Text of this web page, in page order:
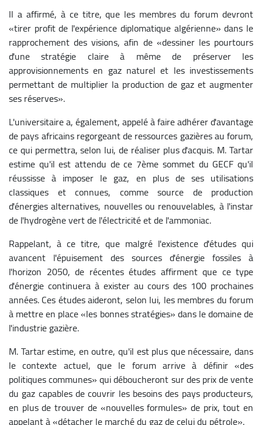
Il a affirmé, à ce titre, que les membres du forum devront
«tirer profit de l'expérience diplomatique algérienne» dans le
rapprochement des visions, afin de «dessiner les pourtours
d'une stratégie claire à même de préserver les
approvisionnements en gaz naturel et les investissements
permettant de multiplier la production de gaz et augmenter
ses réserves».
L'universitaire a, également, appelé à faire adhérer d'avantage
de pays africains regorgeant de ressources gazières au forum,
ce qui permettra, selon lui, de réaliser plus d'acquis. M. Tartar
estime qu'il est attendu de ce 7ème sommet du GECF qu'il
réussisse à imposer le gaz, en plus de ses utilisations
classiques et connues, comme source de production
d'énergies alternatives, nouvelles ou renouvelables, à l'instar
de l'hydrogène vert de l'électricité et de l'ammoniac.
Rappelant, à ce titre, que malgré l'existence d'études qui
avancent l'épuisement des sources d'énergie fossiles à
l'horizon 2050, de récentes études affirment que ce type
d'énergie continuera à exister au cours des 100 prochaines
années.Ces études aideront, selon lui, les membres du forum
à mettre en place «les bonnes stratégies» dans le domaine de
l'industrie gazière.
M. Tartar estime, en outre, qu'il est plus que nécessaire, dans
le contexte actuel, que le forum arrive à définir «des
politiques communes» qui déboucheront sur des prix de vente
du gaz capables de couvrir les besoins des pays producteurs,
en plus de trouver de «nouvelles formules» de prix, tout en
appelant à «détacher le marché du gaz de celui du pétrole».